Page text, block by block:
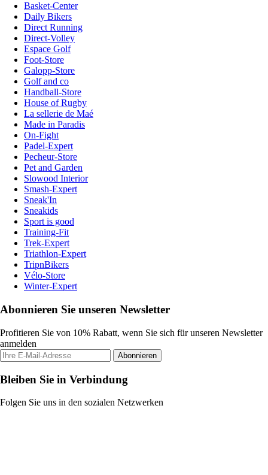
Basket-Center
Daily Bikers
Direct Running
Direct-Volley
Espace Golf
Foot-Store
Galopp-Store
Golf and co
Handball-Store
House of Rugby
La sellerie de Maé
Made in Paradis
On-Fight
Padel-Expert
Pecheur-Store
Pet and Garden
Slowood Interior
Smash-Expert
Sneak'In
Sneakids
Sport is good
Training-Fit
Trek-Expert
Triathlon-Expert
TripnBikers
Vélo-Store
Winter-Expert
Abonnieren Sie unseren Newsletter
Profitieren Sie von 10% Rabatt, wenn Sie sich für unseren Newsletter
anmelden
Abonnieren
Bleiben Sie in Verbindung
Folgen Sie uns in den sozialen Netzwerken